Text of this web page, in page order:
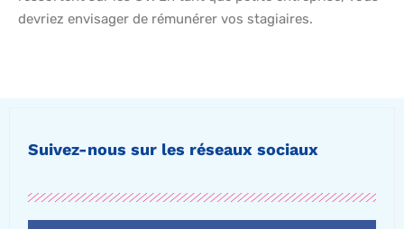
devriez envisager de rémunérer vos stagiaires.
Suivez-nous sur les réseaux sociaux